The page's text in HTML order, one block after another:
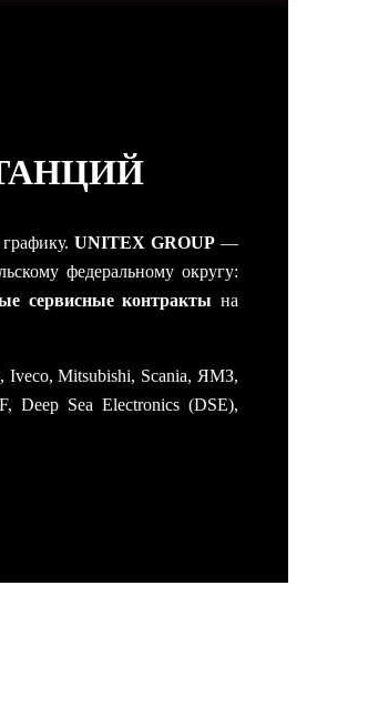
UNITEX GROUP—
федеральному округу:
сервисные контракты на
Iveco, Mitsubishi, Scania, ЯМЗ,
Deep Sea Electronics (DSE),